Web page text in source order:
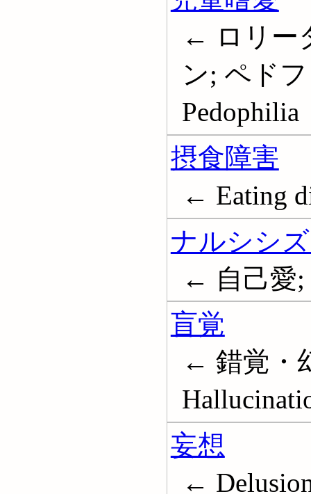
← ロリー
ン; ペド
Pedophilia
摂食障害
← Eating
ナルシシ
← 自己愛;
盲覚
← 錯覚・
妄想
←